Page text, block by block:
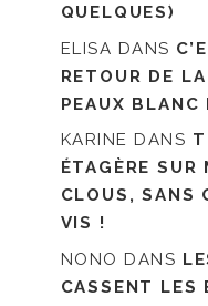
QUELQUES)
ELISA DANS
RETOUR DE
PEAUX BLANC
KARINE DANS
ÉTAGÈRE SUR
CLOUS, SANS
VIS !
NONO DANS
CASSENT LES